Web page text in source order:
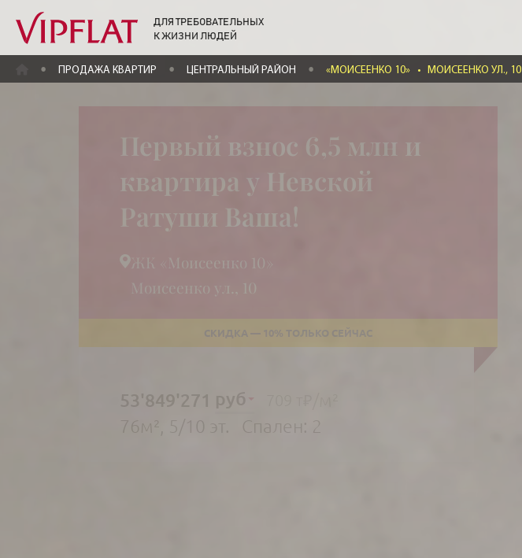
ДЛЯ ТРЕБОВАТЕЛЬНЫХ
К ЖИЗНИ ЛЮДЕЙ
ГЛАВНАЯПРОДАЖА КВАРТИР ЦЕНТРАЛЬНЫЙ РАЙОН «МОИСЕЕНКО 10» • МОИСЕЕНКО УЛ., 10
Первый взнос 6,5 млн и
квартира у Невской
Ратуши Ваша!
ЖК «Моисеенко 10»
Моисеенко ул., 10
53'849'271